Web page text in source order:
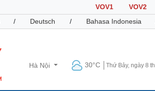
VOV1 VOV2
/ Deutsch / Bahasa Indonesia
Hà Nội 30°C Thứ Bảy, ngày 8